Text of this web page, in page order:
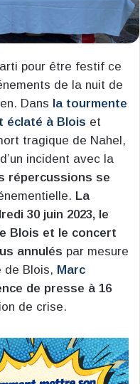
pour être festif ce
de la nuit de
Dans la tourmente
éclaté à Blois et
tragique de Nahel,
incident avec la
répercussions se
La
30 juin 2023, le
Blois et le concert
annulés par mesure
de Blois, Marc
de presse à 16
de crise.